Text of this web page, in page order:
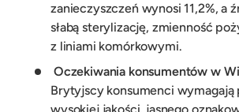
zanieczyszczeń wynosi 11,2%, a
słabą sterylizację, zmienność
z liniami komórkowymi.
Oczekiwania konsumentów w
Brytyjscy konsumenci